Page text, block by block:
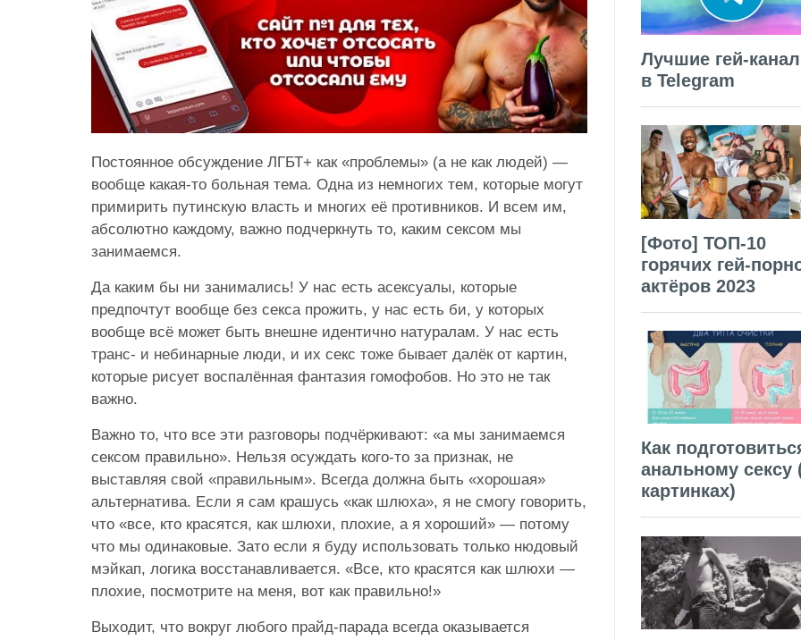
Постоянное обсуждение ЛГБТ+ как «проблемы» (а не как людей) —
вообще какая-то больная тема. Одна из немногих тем, которые могут
примирить путинскую власть и многих её противников. И всем им,
абсолютно каждому, важно подчеркнуть то, каким сексом мы
занимаемся.
Да каким бы ни занимались! У нас есть асексуалы, которые
предпочтут вообще без секса прожить, у нас есть би, у которых
вообще всё может быть внешне идентично натуралам. У нас есть
транс- и небинарные люди, и их секс тоже бывает далёк от картин,
которые рисует воспалённая фантазия гомофобов. Но это не так
важно.
Важно то, что все эти разговоры подчёркивают: «а мы занимаемся
сексом правильно». Нельзя осуждать кого-то за признак, не
выставляя свой «правильным». Всегда должна быть «хорошая»
альтернатива. Если я сам крашусь «как шлюха», я не смогу говорить,
что «все, кто красятся, как шлюхи, плохие, а я хороший» — потому
что мы одинаковые. Зато если я буду использовать только нюдовый
мэйкап, логика восстанавливается. «Все, кто красятся как шлюхи —
плохие, посмотрите на меня, вот как правильно!»
Выходит, что вокруг любого прайд-парада всегда оказывается
Лучшие гей-
в Telegram
[Фото] ТОП-10
горячих гей-
актёров 2023
Как
анальному сексу
картинках)